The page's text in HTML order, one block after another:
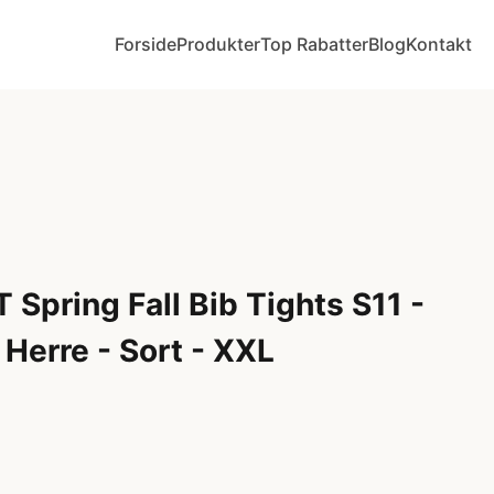
ForsideProdukterTop RabatterBlogKontakt
Spring Fall Bib Tights S11 -
- Sort - XXL